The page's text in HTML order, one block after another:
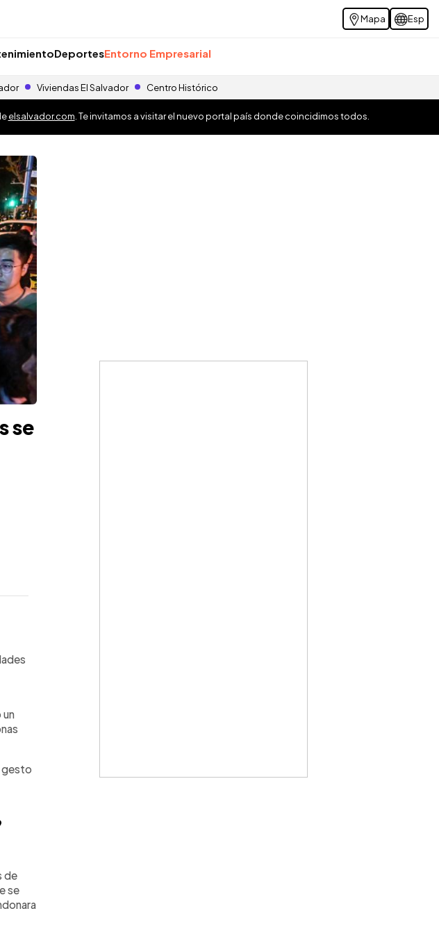
Mapa Esp
DeportesEntorno Empresarial
Viviendas El Salvador Centro Histórico
elsalvador.com . Te invitamos a visitar el nuevo portal país donde coincidimos todos.
se
un
gesto
de
se